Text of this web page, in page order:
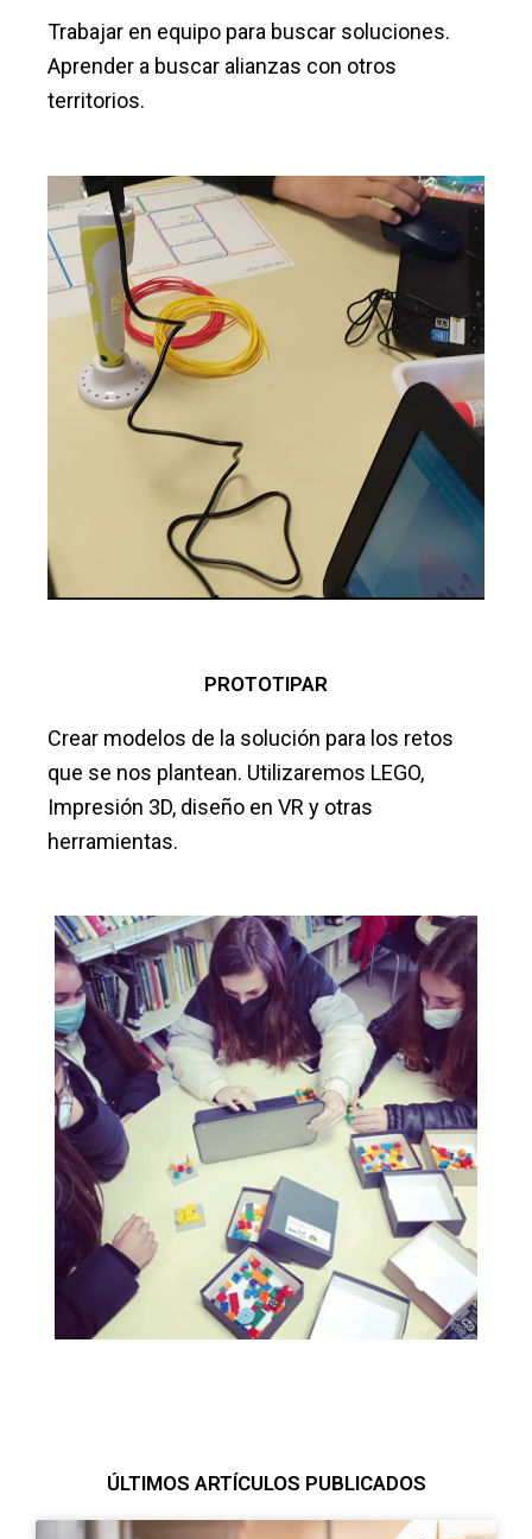
Trabajar en equipo para buscar soluciones.
Aprender a buscar alianzas con otros
territorios.
PROTOTIPAR
Crear modelos de la solución para los retos
que se nos plantean. Utilizaremos LEGO,
Impresión 3D, diseño en VR y otras
herramientas.
ÚLTIMOS ARTÍCULOS PUBLICADOS